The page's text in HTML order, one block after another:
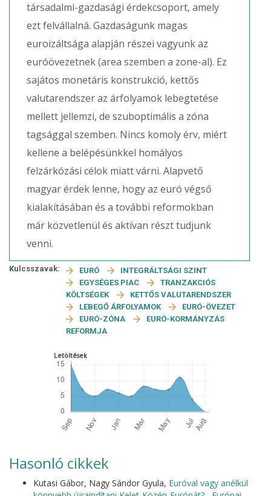
társadalmi-gazdasági érdekcsoport, amely
ezt felvállalná. Gazdaságunk magas
euroizáltsága alapján részei vagyunk az
euróövezetnek (area szemben a zone-al). Ez
sajátos monetáris konstrukció, kettős
valutarendszer az árfolyamok lebegtetése
mellett jellemzi, de szuboptimális a zóna
tagsággal szemben. Nincs komoly érv, miért
kellene a belépésünkkel homályos
felzárkózási célok miatt várni. Alapvető
magyar érdek lenne, hogy az euró végső
kialakításában és a további reformokban
már közvetlenül és aktívan részt tudjunk
venni.
Kulcsszavak: EURÓ
INTEGRÁLTSÁGI SZINT
EGYSÉGES PIAC
TRANZAKCIÓS
KÖLTSÉGEK
KETTŐS VALUTARENDSZER
LEBEGŐ ÁRFOLYAMOK
EURÓ-ÖVEZET
EURÓ-ZÓNA
EURÓ-KORMÁNYZÁS
REFORMJA
Letöltések
Hasonló cikkek
Kutasi Gábor, Nagy Sándor Gyula, Euróval vagy anélkül